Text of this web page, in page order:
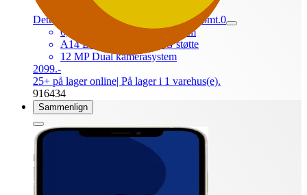
Dette produkt er endnu ikke blevet bedømt.0
6,1” Super Retina XDR skærm
A14 Bionic CPU med 5G støtte
12 MP Dual kamerasystem
2099.-
25+ på lager online| På lager i 1 varehus(e).
916434
Sammenlign